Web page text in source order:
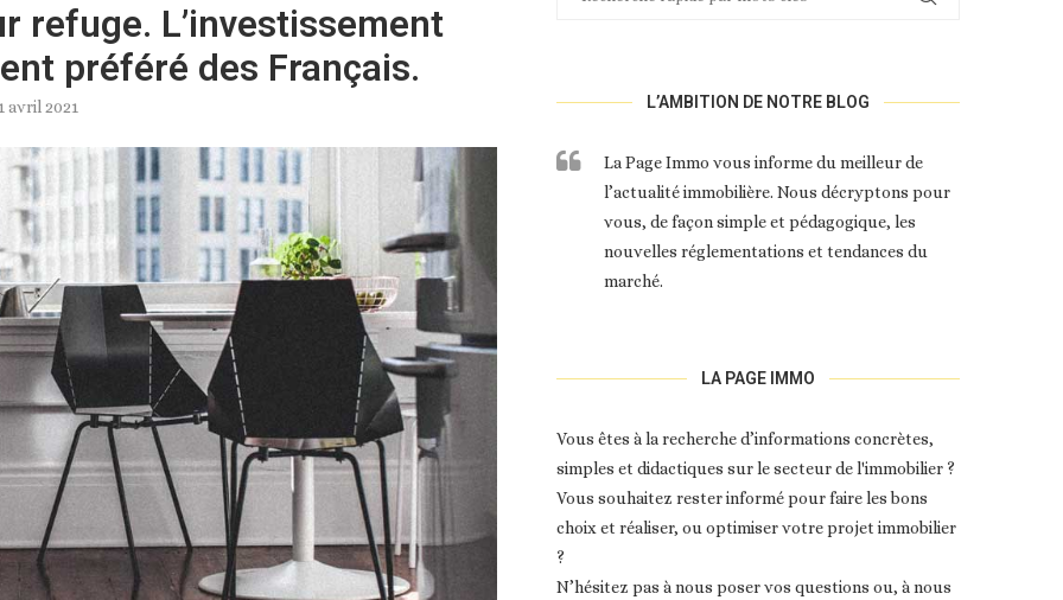
refuge. L’investissement
préféré des Français.
avril 2021 L’AMBITION DE NOTRE BLOG
La Page Immo vous informe du meilleur de
l’actualité immobilière. Nous décryptons pour
vous, de façon simple et pédagogique, les
nouvelles réglementations et tendances du
marché.
LA PAGE IMMO
Vous êtes à la recherche d’informations concrètes,
simples et didactiques sur le secteur de l'immobilier ?
Vous souhaitez rester informé pour faire les bons
choix et réaliser, ou optimiser votre projet immobilier
?
N’hésitez pas à nous poser vos questions ou, à nous